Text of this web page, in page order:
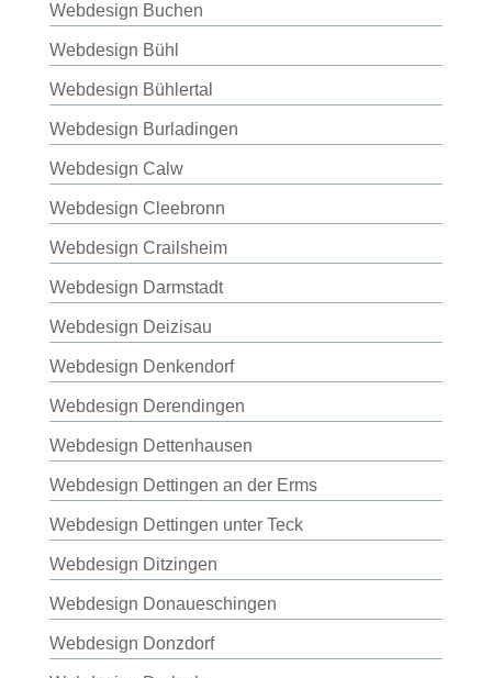
Webdesign Buchen
Webdesign Bühl
Webdesign Bühlertal
Webdesign Burladingen
Webdesign Calw
Webdesign Cleebronn
Webdesign Crailsheim
Webdesign Darmstadt
Webdesign Deizisau
Webdesign Denkendorf
Webdesign Derendingen
Webdesign Dettenhausen
Webdesign Dettingen an der Erms
Webdesign Dettingen unter Teck
Webdesign Ditzingen
Webdesign Donaueschingen
Webdesign Donzdorf